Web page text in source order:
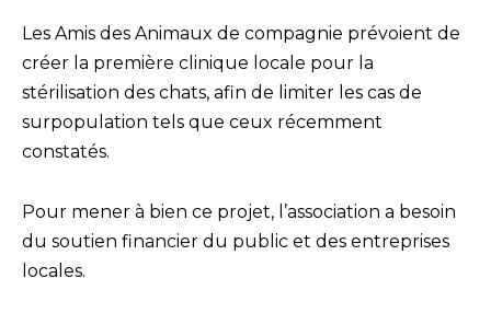
Les Amis des Animaux de compagnie prévoient de
créer la première clinique locale pour la
stérilisation des chats, afin de limiter les cas de
surpopulation tels que ceux récemment
constatés.
Pour mener à bien ce projet, l’association a besoin
du soutien financier du public et des entreprises
locales.